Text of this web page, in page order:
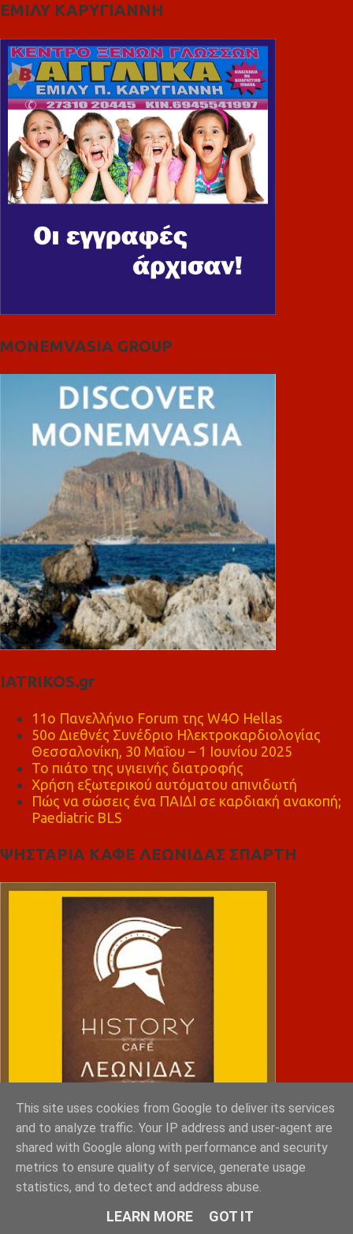
ΕΜΙΛΥ ΚΑΡΥΓΙΑΝΝΗ
MONEMVASIA GROUP
IATRIKOS.gr
11ο Πανελλήνιο Forum της W4O Hellas
50ο Διεθνές Συνέδριο Ηλεκτροκαρδιολογίας
Θεσσαλονίκη, 30 Μαΐου – 1 Ιουνίου 2025
Το πιάτο της υγιεινής διατροφής
Χρήση εξωτερικού αυτόματου απινιδωτή
Πώς να σώσεις ένα ΠΑΙΔΙ σε καρδιακή ανακοπή;
Paediatric BLS
ΨΗΣΤΑΡΙΑ ΚΑΦΕ ΛΕΩΝΙΔΑΣ ΣΠΑΡΤΗ
NRG SPORTS
This site uses cookies from Google to deliver its services
and to analyze traffic. Your IP address and user-agent are
shared with Google along with performance and security
metrics to ensure quality of service, generate usage
statistics, and to detect and address abuse.
LEARN MORE GOT IT